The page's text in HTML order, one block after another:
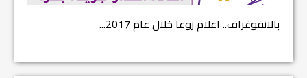
بالانفوغراف.. اعلام زوعا خلال عام 2017...